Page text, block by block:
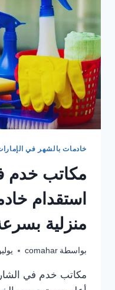
خادمات بالشهر في
مكاتب خدم
استقدام
منزلية
بواسطة comahar يوليو 5,
مكاتب خدم في